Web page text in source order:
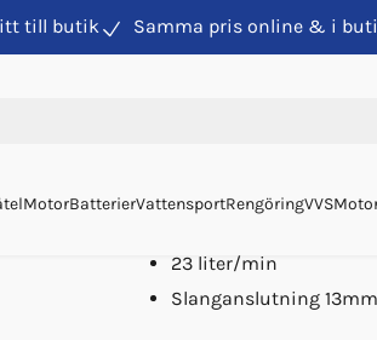
till butik Samma pris online & i
MotorBatterierVattensportRengöringVVS
Sjövattenfilter Vetus 140/13mm
23 liter/min
Slanganslutning 13mm